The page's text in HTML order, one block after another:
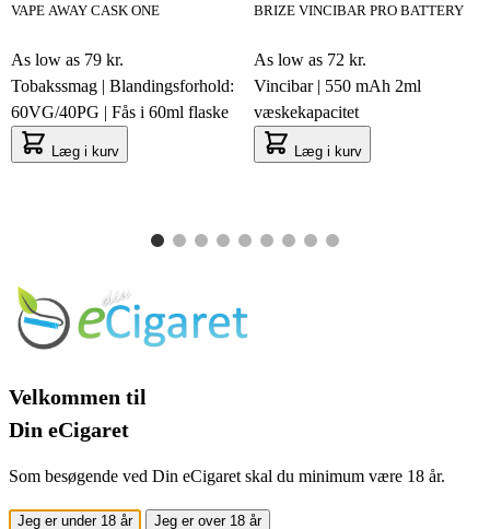
VAPE AWAY CASK ONE
As low as 79 kr.
Tobakssmag | Blandingsforhold:
60VG/40PG | Fås i 60ml flaske
Læg i kurv
BRIZE VINCIBAR PRO BATTERY
As low as 72 kr.
Vincibar | 550 mAh 2ml
væskekapacitet
Læg i kurv
Velkommen til
Din eCigaret
Som besøgende ved Din eCigaret skal du minimum være 18 år.
Jeg er under 18 år Jeg er over 18 år